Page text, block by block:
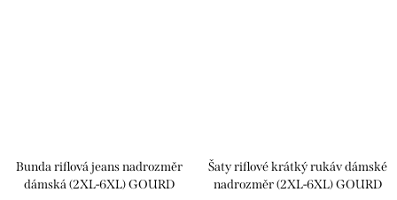
Bunda riflová jeans nadrozměr
dámská (2XL-6XL) GOURD
Šaty riflové krátký rukáv dámské
nadrozměr (2XL-6XL) GOURD